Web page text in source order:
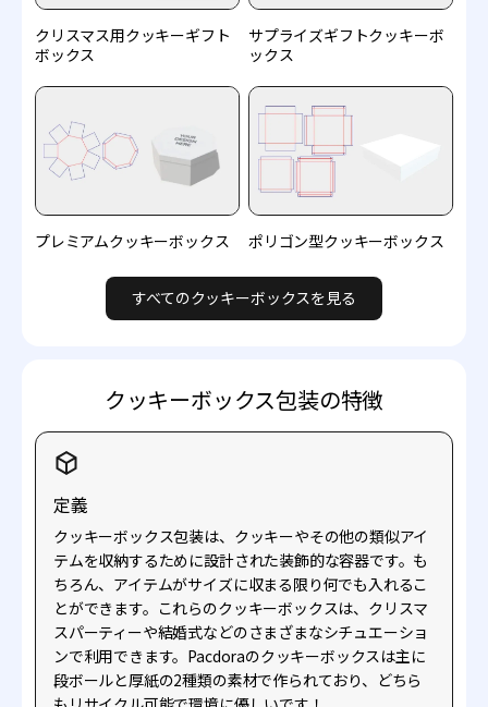
クリスマス用クッキーギフト
ボックス
サプライズギフトクッキーボ
ックス
プレミアムクッキーボックス ポリゴン型クッキーボックス
すべてのクッキーボックスを見る
クッキーボックス包装の特徴
定義
クッキーボックス包装は、クッキーやその他の類似アイ
テムを収納するために設計された装飾的な容器です。も
ちろん、アイテムがサイズに収まる限り何でも入れるこ
とができます。これらのクッキーボックスは、クリスマ
スパーティーや結婚式などのさまざまなシチュエーショ
ンで利用できます。Pacdoraのクッキーボックスは主に
段ボールと厚紙の2種類の素材で作られており、どちら